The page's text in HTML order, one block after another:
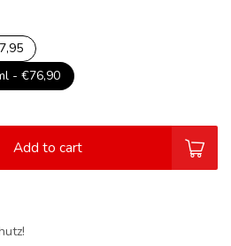
- €76,90
Add to cart